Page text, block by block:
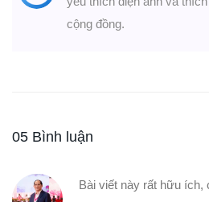
cộng đồng.
05 Bình luận
Bài viết này rất hữu ích,